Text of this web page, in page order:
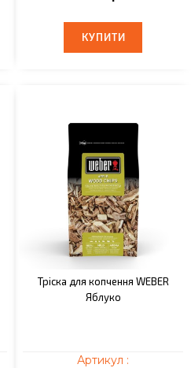
КУПИТИ
КУПИТИ
Тріска для копчення WEBER
Яблуко
Артикул :